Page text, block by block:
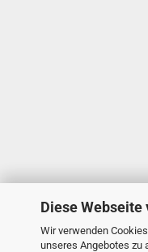
Diese
Wir verwenden
unseres Angebotes zu